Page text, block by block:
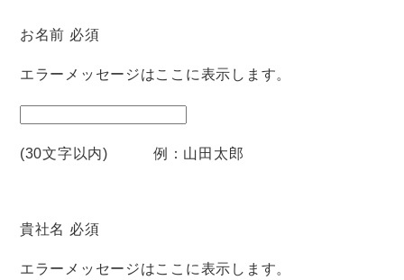
お名前 必須
エラーメッセージはここに表示します。
(30文字以内) 例：山田太郎
貴社名 必須
エラーメッセージはここに表示します。